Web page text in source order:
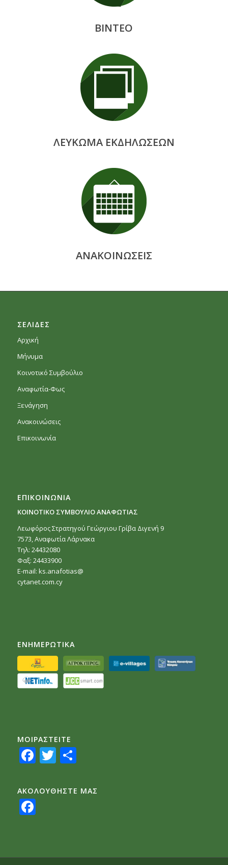
ΒΙΝΤΕΟ
ΛΕΥΚΩΜΑ ΕΚΔΗΛΩΣΕΩΝ
ΑΝΑΚΟΙΝΩΣΕΙΣ
ΣΕΛΙΔΕΣ
Αρχική
Μήνυμα
Κοινοτικό Συμβούλιο
Αναφωτία-Φως
Ξενάγηση
Ανακοινώσεις
Επικοινωνία
ΕΠΙΚΟΙΝΩΝΙΑ
ΚΟΙΝΟΤΙΚΟ ΣΥΜΒΟΥΛΙΟ ΑΝΑΦΩΤΙΑΣ
Λεωφόρος Στρατηγού Γεώργιου Γρίβα Διγενή 9
7573, Αναφωτία Λάρνακα
Τηλ: 24432080
Φαξ: 24433900
E-mail: ks.anafotias@
cytanet.com.cy
ΕΝΗΜΕΡΩΤΙΚΑ
ΜΟΙΡΑΣTEITE
Facebook
Twitter
Share
ΑΚΟΛΟΥΘΗΣΤΕ ΜΑΣ
Facebook